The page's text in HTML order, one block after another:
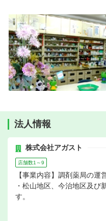
法人情報
株式会社アガスト
店舗数1～9
【事業内容】調剤薬局の運
・松山地区、今治地区及び
す。